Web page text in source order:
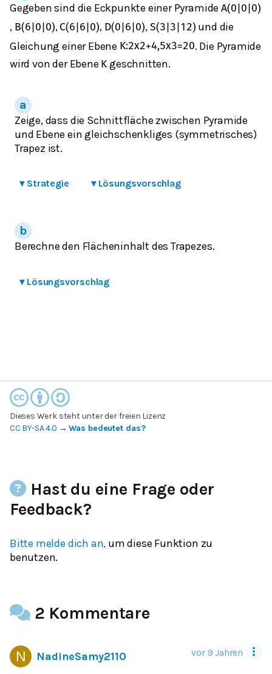
Gegeben sind die Eckpunkte einer Pyramide A(0 0 0)
, B(6 0 0), C(6 6 0), D(0 6 0), S(3 3 12) und die
Gleichung einer Ebene K:2x2+4,5x3=20. Die Pyramide
wird von der Ebene K geschnitten.
Zeige, dass die Schnittfläche zwischen Pyramide
und Ebene ein gleichschenkliges (symmetrisches)
Trapez ist.
▾ Strategie ▾ Lösungsvorschlag
Berechne den Flächeninhalt des Trapezes.
▾ Lösungsvorschlag
Dieses Werk steht unter der freien Lizenz
CC BY-SA 4.0 →Was bedeutet das?
Hast du eine Frage oder
Feedback?
Bitte melde dich an, um diese Funktion zu
benutzen.
2 Kommentare
NadineSamy2110 vor 9 Jahren